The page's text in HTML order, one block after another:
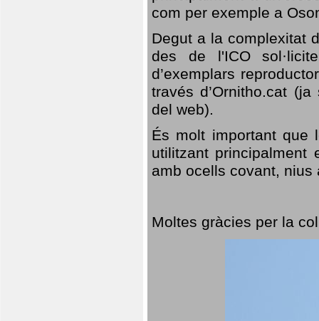
com per exemple a
Degut a la complexitat
des de l'ICO
d’exemplars
través d’Ornitho.cat
del web).
És molt important que
utilitzant
amb ocells covant,
Moltes gràcies per la